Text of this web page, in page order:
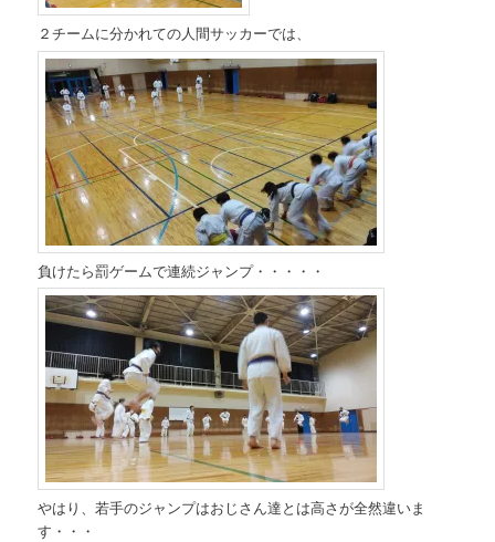
２チームに分かれての人間サッカーでは、
負けたら罰ゲームで連続ジャンプ・・・・・
やはり、若手のジャンプはおじさん達とは高さが全然違いま
す・・・